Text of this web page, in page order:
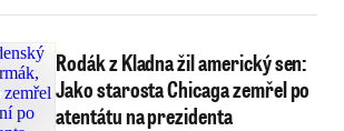
Rodák z Kladna žil americký sen:
Jako starosta Chicaga zemřel po
atentátu na prezidenta